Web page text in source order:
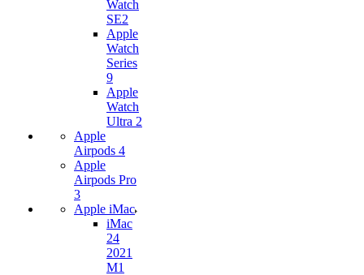
Watch
SE2
Apple
Watch
Series
9
Apple
Watch
Ultra 2
Apple
Airpods 4
Apple
Airpods Pro
3
Apple iMac
iMac
24
2021
M1